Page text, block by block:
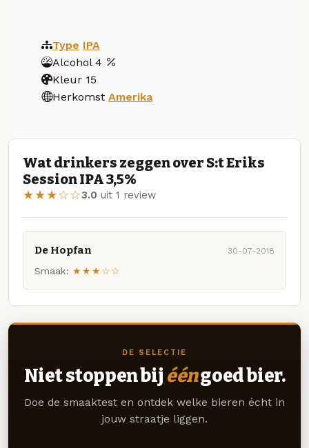
Type IPA
Alcohol 4
Kleur 15
Herkomst Amerika
Wat drinkers zeggen over S:t Eriks
Session IPA 3,5%
★★★☆☆3.0 uit 1 review
De Hopfan 30-07-2018
Smaak: ★★★☆☆
DE SELECTIE
Niet stoppen bij ééngoed bier.
Doe de smaaktest en ontdek welke bieren écht in
jouw straatje liggen.